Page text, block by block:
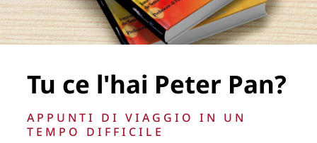
rimuovere, oscurare, modificare, immagini e testi del sito, a
propria discrezione.
Tu ce l'hai Peter Pan?
APPUNTI DI VIAGGIO IN UN
TEMPO DIFFICILE